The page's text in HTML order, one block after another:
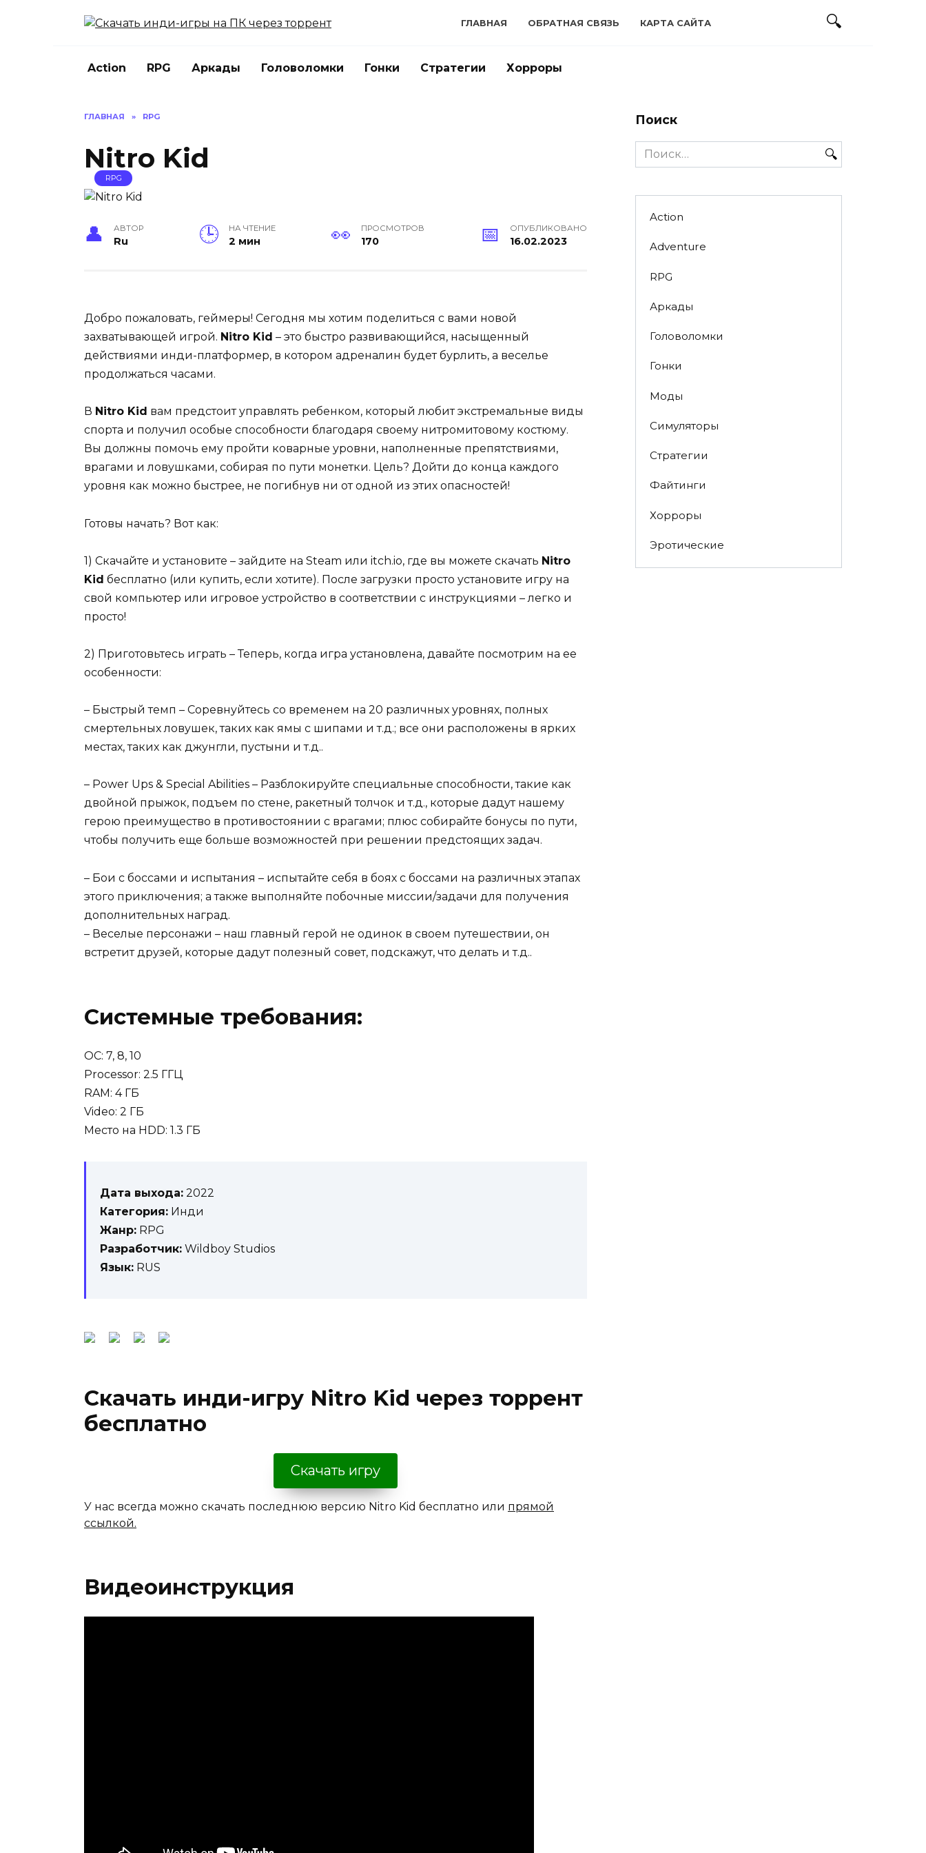
ГЛАВНАЯ ОБРАТНАЯ СВЯЗЬ КАРТА САЙТА
Action RPG Аркады Головоломки Гонки Стратегии Хорроры
ГЛАВНАЯ » RPG
Nitro Kid
RPG
АВТОР
Ru
НА ЧТЕНИЕ
2 мин
ПРОСМОТРОВ
170
ОПУБЛИКОВАНО
16.02.2023
Добро пожаловать, геймеры! Сегодня мы хотим поделиться с вами новой
захватывающей игрой. Nitro Kid – это быстро развивающийся, насыщенный
действиями инди-платформер, в котором адреналин будет бурлить, а веселье
продолжаться часами.
В Nitro Kid вам предстоит управлять ребенком, который любит экстремальные виды
спорта и получил особые способности благодаря своему нитромитовому костюму.
Вы должны помочь ему пройти коварные уровни, наполненные препятствиями,
врагами и ловушками, собирая по пути монетки. Цель? Дойти до конца каждого
уровня как можно быстрее, не погибнув ни от одной из этих опасностей!
Готовы начать? Вот как:
1) Скачайте и установите – зайдите на Steam или itch.io, где вы можете скачать Nitro
Kid бесплатно (или купить, если хотите). После загрузки просто установите игру на
свой компьютер или игровое устройство в соответствии с инструкциями – легко и
просто!
2) Приготовьтесь играть – Теперь, когда игра установлена, давайте посмотрим на ее
особенности:
– Быстрый темп – Соревнуйтесь со временем на 20 различных уровнях, полных
смертельных ловушек, таких как ямы с шипами и т.д.; все они расположены в ярких
местах, таких как джунгли, пустыни и т.д..
– Power Ups & Special Abilities – Разблокируйте специальные способности, такие как
двойной прыжок, подъем по стене, ракетный толчок и т.д., которые дадут нашему
герою преимущество в противостоянии с врагами; плюс собирайте бонусы по пути,
чтобы получить еще больше возможностей при решении предстоящих задач.
– Бои с боссами и испытания – испытайте себя в боях с боссами на различных этапах
этого приключения; а также выполняйте побочные миссии/задачи для получения
дополнительных наград.
– Веселые персонажи – наш главный герой не одинок в своем путешествии, он
встретит друзей, которые дадут полезный совет, подскажут, что делать и т.д..
Системные требования:
OC: 7, 8, 10
Processor: 2.5 ГГЦ
RAM: 4 ГБ
Video: 2 ГБ
Место на HDD: 1.3 ГБ
Дата выхода: 2022
Категория: Инди
Жанр: RPG
Разработчик: Wildboy Studios
Язык: RUS
Скачать инди-игру Nitro Kid через торрент
бесплатно
Скачать игру
У нас всегда можно скачать последнюю версию Nitro Kid бесплатно или прямой
ссылкой.
Видеоинструкция
Поиск
Search
for:
Action
Adventure
RPG
Аркады
Головоломки
Гонки
Моды
Симуляторы
Стратегии
Файтинги
Хорроры
Эротические